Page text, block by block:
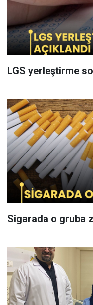
LGS yerleştirme
Sigarada o gruba